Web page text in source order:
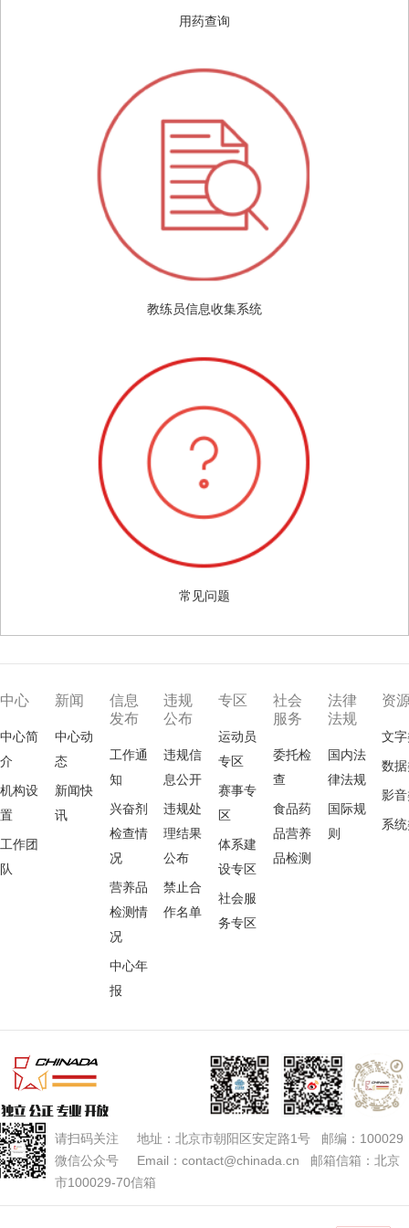
用药查询
教练员信息收集系统
常见问题
中心
中心简
介
机构设
置
工作团
队
新闻
中心动
态
新闻快
讯
信息
发布
工作通
知
兴奋剂
检查情
况
营养品
检测情
况
中心年
报
违规
公布
违规信
息公开
违规处
理结果
公布
禁止合
作名单
专区
运动员
专区
赛事专
区
体系建
设专区
社会服
务专区
社会
服务
委托检
查
食品药
品营养
品检测
法律
法规
国内法
律法规
国际规
则
资
文
数
影
系
请扫码关注 地址：北京市朝阳区安定路1号 邮编：100029
微信公众号 Email：contact@chinada.cn 邮箱信箱：北京
市100029-70信箱